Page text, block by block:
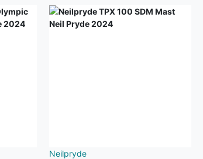
Neilpryde